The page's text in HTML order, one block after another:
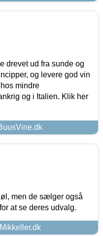
drevet ud fra sunde og
og levere god vin
mindre
og i Italien. Klik her
men de sælger også
at se deres udvalg.